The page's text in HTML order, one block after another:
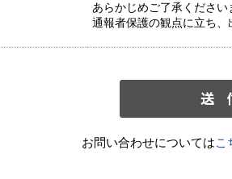
あらかじめご了承ください
通報者保護の観点に立ち、
お問い合わせについてはこ